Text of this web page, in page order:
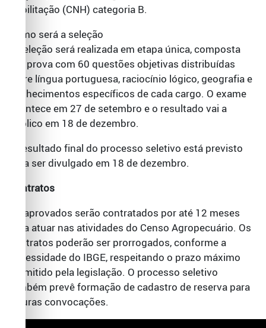
Habilitação (CNH) categoria B.
Como será a seleção
A seleção será realizada em etapa única, composta
por prova com 60 questões objetivas distribuídas
entre língua portuguesa, raciocínio lógico, geografia e
conhecimentos específicos de cada cargo. O exame
acontece em 27 de setembro e o resultado vai a
público em 18 de dezembro.
O resultado final do processo seletivo está previsto
para ser divulgado em 18 de dezembro.
Contratos
Os aprovados serão contratados por até 12 meses
para atuar nas atividades do Censo Agropecuário. Os
contratos poderão ser prorrogados, conforme a
necessidade do IBGE, respeitando o prazo máximo
permitido pela legislação. O processo seletivo
também prevê formação de cadastro de reserva para
futuras convocações.